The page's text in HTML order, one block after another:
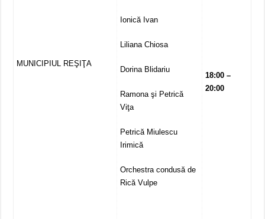
MUNICIPIUL REŞIŢA
Ionică Ivan
Liliana Chiosa
Dorina Blidariu
Ramona şi Petrică
Viţa
Petrică Miulescu
Irimică
Orchestra condusă de
Rică Vulpe
18:00 –
20:00